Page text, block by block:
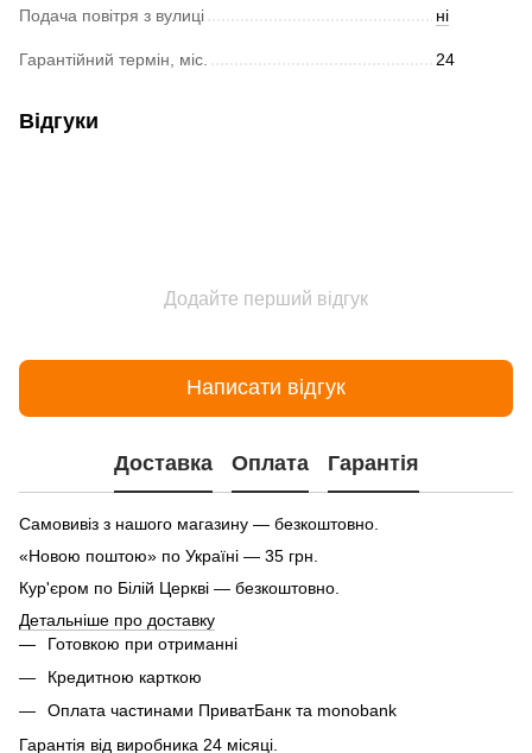
Подача повітря з вулиці ні
Гарантійний термін, міс. 24
Відгуки
Додайте перший відгук
Написати відгук
Доставка Оплата Гарантія
Самовивіз з нашого магазину — безкоштовно.
«Новою поштою» по Україні — 35 грн.
Кур'єром по Білій Церкві — безкоштовно.
Детальніше про доставку
Готовкою при отриманні
Кредитною карткою
Оплата частинами ПриватБанк та monobank
Гарантія від виробника 24 місяці.